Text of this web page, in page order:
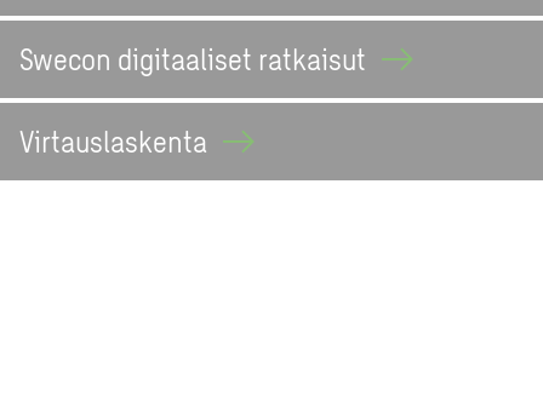
Swecon digitaaliset ratkaisut
Virtauslaskenta